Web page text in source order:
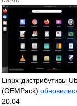
Linux-дистрибутивы
(OEMPack)
20.04